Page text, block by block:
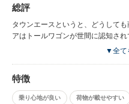
総評
タウンエースというと、どうして
アはトールワゴンが世間に認知さ
た車だと思います。今ではトール
▼全て
特徴
乗り心地が良い 荷物が載せやすい